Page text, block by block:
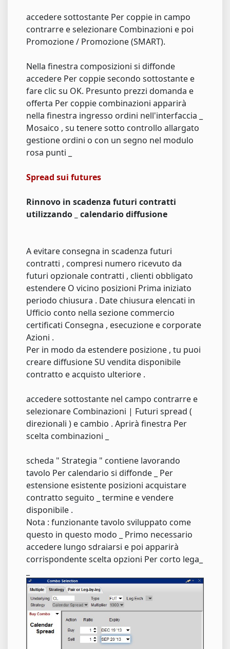
accedere sottostante Per coppie in campo
contrarre e selezionare Combinazioni e poi
Promozione / Promozione (SMART).
Nella finestra composizioni si diffonde
accedere Per coppie secondo sottostante e
fare clic su OK. Presunto prezzi domanda e
offerta Per coppie combinazioni apparirà
nella finestra ingresso ordini nell'interfaccia _
Mosaico , su tenere sotto controllo allargato
gestione ordini o con un segno nel modulo
rosa punti _
Spread sui futures
Rinnovo in scadenza futuri contratti
utilizzando _ calendario diffusione
A evitare consegna in scadenza futuri
contratti , compresi numero ricevuto da
futuri opzionale contratti , clienti obbligato
estendere O vicino posizioni Prima iniziato
periodo chiusura . Date chiusura elencati in
Ufficio conto nella sezione commercio
certificati Consegna , esecuzione e corporate
Azioni .
Per in modo da estendere posizione , tu puoi
creare diffusione SU vendita disponibile
contratto e acquisto ulteriore .
accedere sottostante nel campo contrarre e
selezionare Combinazioni | Futuri spread (
direzionali ) e cambio . Aprirà finestra Per
scelta combinazioni _
scheda " Strategia " contiene lavorando
tavolo Per calendario si diffonde _ Per
estensione esistente posizioni acquistare
contratto seguito _ termine e vendere
disponibile .
Nota : funzionante tavolo sviluppato come
questo in questo modo _ Primo necessario
accedere lungo sdraiarsi e poi apparirà
corrispondente scelta opzioni Per corto lega_